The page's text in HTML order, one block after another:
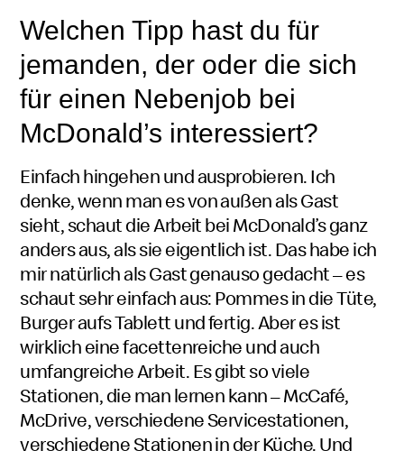
Welchen Tipp hast du für
jemanden, der oder die sich
für einen Nebenjob bei
McDonald’s interessiert?
Einfach hingehen und ausprobieren. Ich
denke, wenn man es von außen als Gast
sieht, schaut die Arbeit beiMcDonald’sganz
anders aus, als sie eigentlich ist. Das habe ich
mir natürlich als Gast genauso gedacht – es
schaut sehr einfach aus: Pommes in die Tüte,
Burger aufs Tablett und fertig. Aber es ist
wirklich eine facettenreiche und auch
umfangreiche Arbeit. Es gibt so viele
Stationen, die man lernen kann –McCaféMac
Café
,
McDriveMac
Drive
, verschiedene Servicestationen,
verschiedene Stationen in der Küche. Und